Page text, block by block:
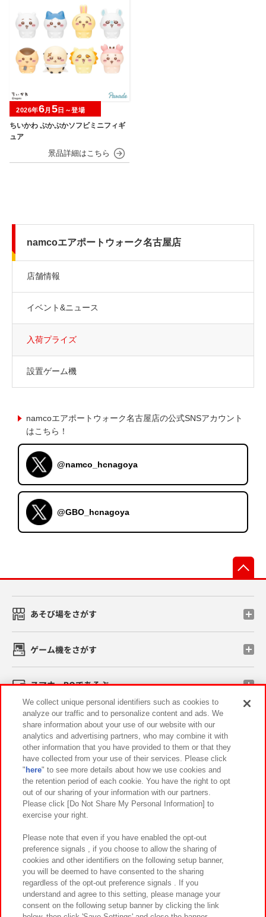
ちいかわ ぷかぷかソフビミニフィギ
ュア
2026年6月 5日～登場
namcoエアポートウォーク名古屋店
店舗情報
イベント&ニュース
入荷プライズ
設置ゲーム機
namcoエアポートウォーク名古屋店の公式SNSアカウント
はこちら！
@namco_hcnagoya
@GBO_hcnagoya
あそび場をさがす
ゲーム機をさがす
スマホ・PCであそぶ
イベント・キャンペーン
関連会社 サステナビリティ サイトポリシー
プライバシーポリシー ウェブアクセシビリティ方針と検証結果
お取引先さまとともに
カスタマーハラスメント対応方針 よくあるご質問・お問い合わせ
We collect unique personal identifiers such as cookies to
analyze our traffic and to personalize content and ads. We
share information about your use of our website with our
analytics and advertising partners, who may combine it with
other information that you have provided to them or that they
have collected from your use of their services. Please click
" here" to see more details about how we use cookies and
the retention period of each cookie. You have the right to opt
out of our sharing of your information with our partners.
Please click [Do Not Share My Personal Information] to
exercise your right.
Please note that even if you have enabled the opt-out
preference signals , if you choose to allow the sharing of
cookies and other identifiers on the following setup banner,
you will be deemed to have consented to the sharing
regardless of the opt-out preference signals . If you
understand and agree to this setting, please manage your
consent on the following setup banner by clicking the link